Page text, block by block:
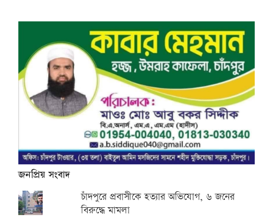
জনপ্রিয় সংবাদ
চাঁদপুরে প্রবাসীকে হত্যার অভিযোগ, ৬ জনের
বিরুদ্ধে মামলা